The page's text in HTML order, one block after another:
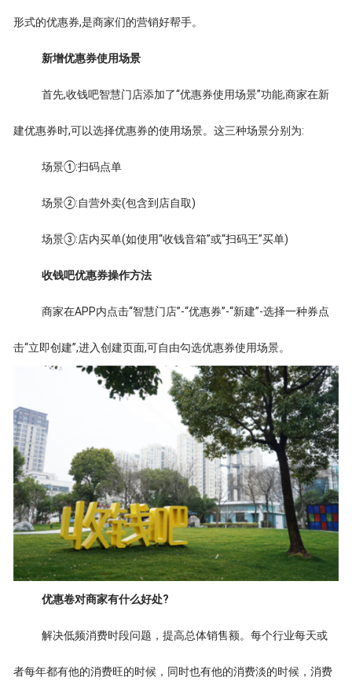
形式的优惠券,是商家们的营销好帮手。
新增优惠券使用场景
首先,收钱吧智慧门店添加了“优惠券使用场景”功能,商家在新
建优惠券时,可以选择优惠券的使用场景。这三种场景分别为:
场景①:扫码点单
场景②:自营外卖(包含到店自取)
场景③:店内买单(如使用“收钱音箱”或“扫码王”买单)
收钱吧优惠券操作方法
商家在APP内点击“智慧门店”-“优惠券”-“新建”-选择一种券点
击“立即创建”,进入创建页面,可自由勾选优惠券使用场景。
优惠卷对商家有什么好处?
解决低频消费时段问题，提高总体销售额。每个行业每天或
者每年都有他的消费旺的时候，同时也有他的消费淡的时候，消费